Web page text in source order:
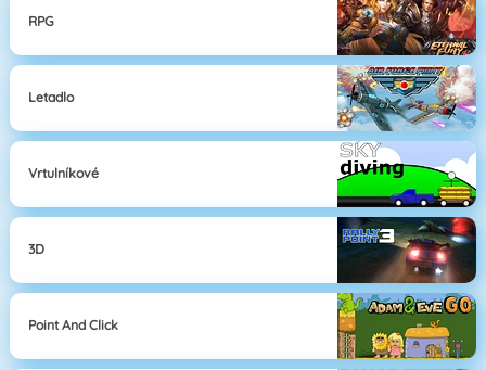
RPG
Letadlo
Vrtulníkové
3D
Point And Click